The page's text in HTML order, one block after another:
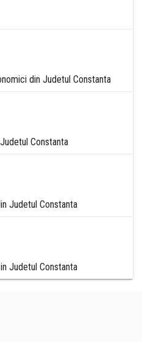
din Judetul Constanta
Constanta
Judetul Constanta
Judetul Constanta